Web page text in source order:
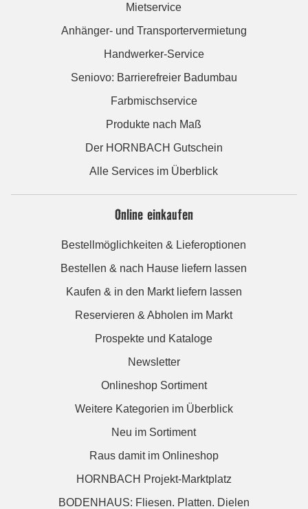
Mietservice
Anhänger- und Transportervermietung
Handwerker-Service
Seniovo: Barrierefreier Badumbau
Farbmischservice
Produkte nach Maß
Der HORNBACH Gutschein
Alle Services im Überblick
Online einkaufen
Bestellmöglichkeiten & Lieferoptionen
Bestellen & nach Hause liefern lassen
Kaufen & in den Markt liefern lassen
Reservieren & Abholen im Markt
Prospekte und Kataloge
Newsletter
Onlineshop Sortiment
Weitere Kategorien im Überblick
Neu im Sortiment
Raus damit im Onlineshop
HORNBACH Projekt-Marktplatz
BODENHAUS: Fliesen. Platten. Dielen